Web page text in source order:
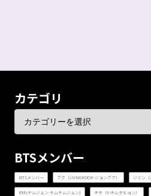
カテゴリ
BTSメンバー
BTSメンバー グク（JUNGKOOK-ジョングク） ジミン
RM(ナムジュン-キムナムジュン) テテ（V-キムテヒョン）